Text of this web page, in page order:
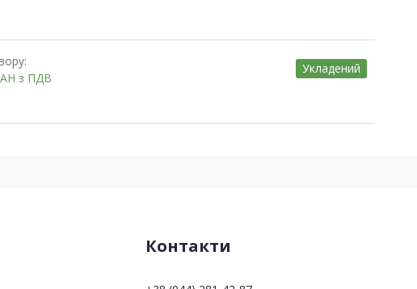
з ПДВ
Укладений
Контакти